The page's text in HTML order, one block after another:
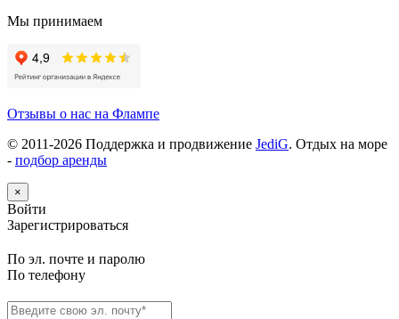
Мы принимаем
Отзывы о нас на Флампе
© 2011-2026 Поддержка и продвижение JediG. Отдых на море
- подбор аренды
×
Войти
Зарегистрироваться
По эл. почте и паролю
По телефону